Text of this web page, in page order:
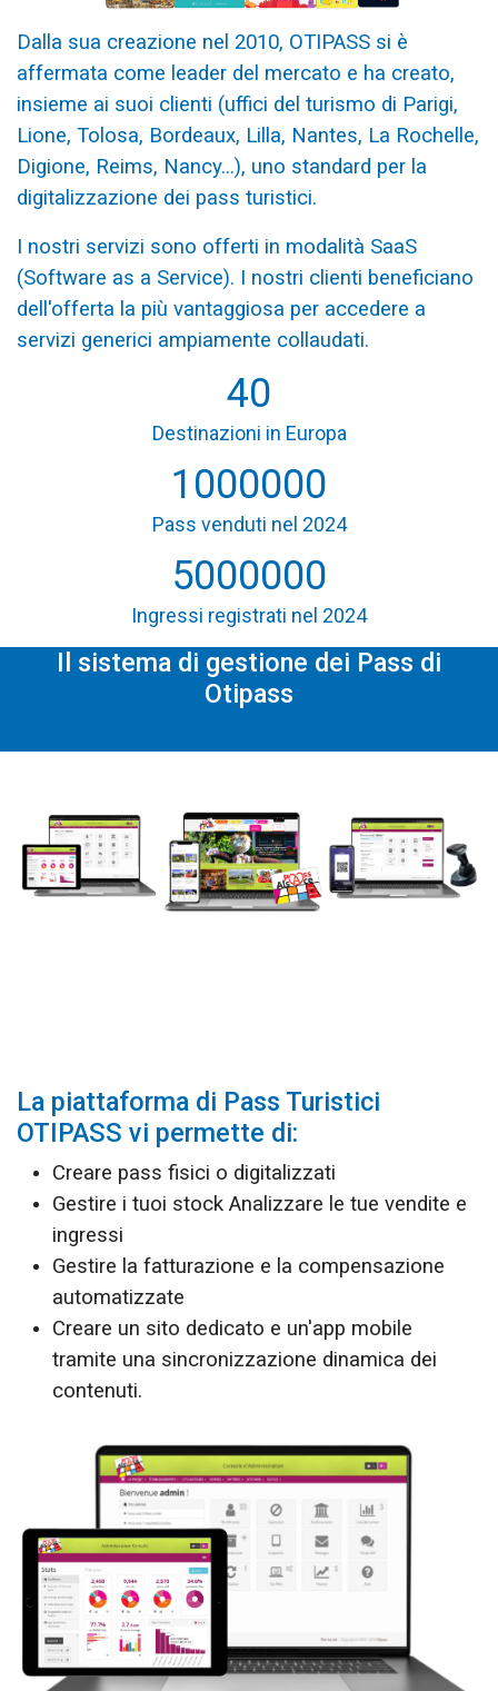
Dalla sua creazione nel 2010, OTIPASS si è
affermata come leader del mercato e ha creato,
insieme ai suoi clienti (uffici del turismo di Parigi,
Lione, Tolosa, Bordeaux, Lilla, Nantes, La Rochelle,
Digione, Reims, Nancy...), uno standard per la
digitalizzazione dei pass turistici.
I nostri servizi sono offerti in modalità SaaS
(Software as a Service). I nostri clienti beneficiano
dell'offerta la più vantaggiosa per accedere a
servizi generici ampiamente collaudati.
40
Destinazioni in Europa
1000000
Pass venduti nel 2024
5000000
Ingressi registrati nel 2024
Il sistema di gestione dei Pass di
Otipass
La piattaforma di Pass Turistici
OTIPASS vi permette di:
Creare pass fisici o digitalizzati
Gestire i tuoi stock Analizzare le tue vendite e
ingressi
Gestire la fatturazione e la compensazione
automatizzate
Creare un sito dedicato e un'app mobile
tramite una sincronizzazione dinamica dei
contenuti.